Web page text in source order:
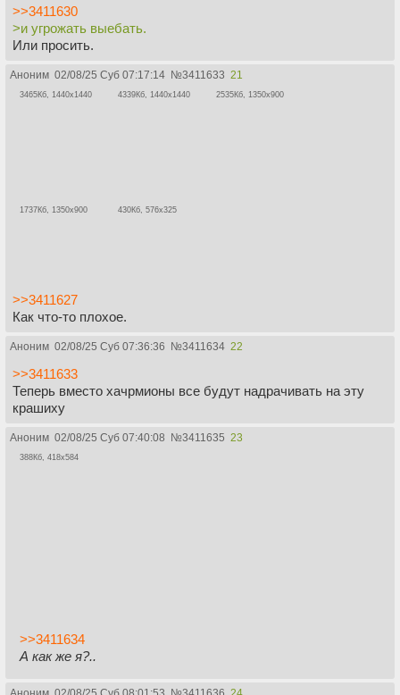
>>3411630
>и угрожать выебать.
Или просить.
Аноним 02/08/25 Суб 07:17:14 №3411633 21
3465Кб, 1440x1440 4339Кб, 1440x1440 2535Кб, 1350x900
1737Кб, 1350x900 430Кб, 576x325
>>3411627
Как что-то плохое.
Аноним 02/08/25 Суб 07:36:36 №3411634 22
>>3411633
Теперь вместо хачрмионы все будут надрачивать на эту
крашиху
Аноним 02/08/25 Суб 07:40:08 №3411635 23
388Кб, 418x584
>>3411634
А как же я?..